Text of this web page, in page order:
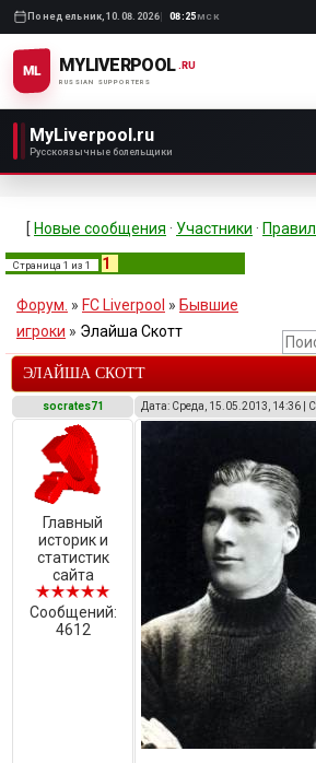
Понедельник, 10.08.2026 08:25 МСК
ML MYLIVERPOOL
RUSSIAN SUPPORTERS
.RU
MyLiverpool.ru
Русскоязычные болельщики
[ Новые сообщения · Участники ·
Страница 1 из 1 1
Форум. » FC Liverpool » Бывшие
игроки » Элайша Скотт
ЭЛАЙША СКОТТ
socrates71 Дата: Среда, 15.05.2013, 14:36 |
Главный
историк и
статистик
сайта
Сообщений:
4612